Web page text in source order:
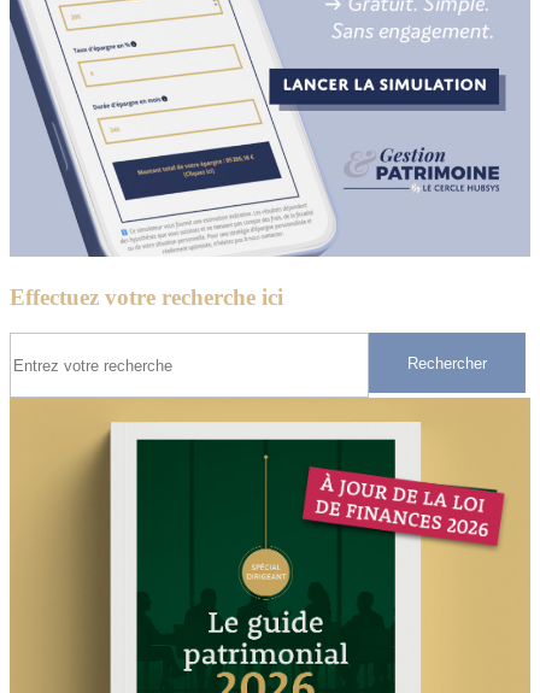
Effectuez votre recherche ici